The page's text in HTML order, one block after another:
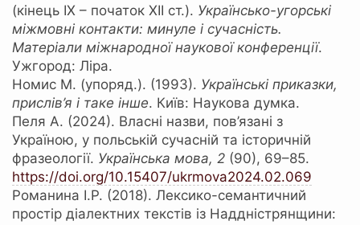
(кінець ІХ – початок ХІІ ст.). Українсько-угорські
міжмовні контакти: минуле і сучасність.
Матеріали міжнародної наукової конференції.
Ужгород: Ліра.
Номис М. (упоряд.). (1993). Українські приказки,
прислів’я і таке інше. Київ: Наукова думка.
Пеля А. (2024). Власні назви, пов’язані з
Україною, у польській сучасній та історичній
фразеології. Українська мова, 2 (90), 69–85.
https://doi.org/10.15407/ukrmova2024.02.069
Романина І.Р. (2018). Лексико-семантичний
простір діалектних текстів із Наддністрянщини: